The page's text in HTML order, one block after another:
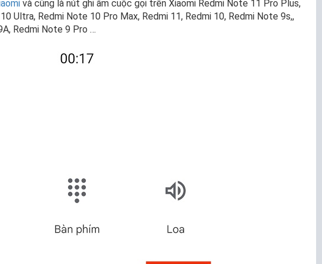
và cũng là nút ghi âm cuộc gọi trên Xiaomi Redmi Note 11 Pro Plus,
Ultra, Redmi Note 10 Pro Max, Redmi 11, Redmi 10, Redmi Note 9s,,
Redmi Note 9 Pro …